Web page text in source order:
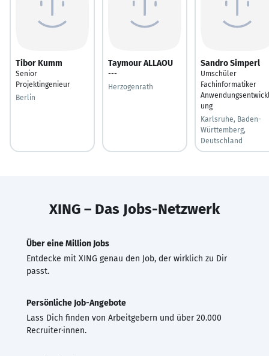
Tibor Kumm
Senior
Projektingenieur
Berlin
Taymour ALLAOU
---
Herzogenrath
Sandro Simperl
Umschüler
Fachinformatiker
ung
Karlsruhe, Baden-
Württemberg,
Deutschland
XING – Das Jobs-Netzwerk
Über eine Million Jobs
Entdecke mit XING genau den Job, der wirklich zu Dir
passt.
Persönliche Job-Angebote
Lass Dich finden von Arbeitgebern und über 20.000
Recruiter·innen.